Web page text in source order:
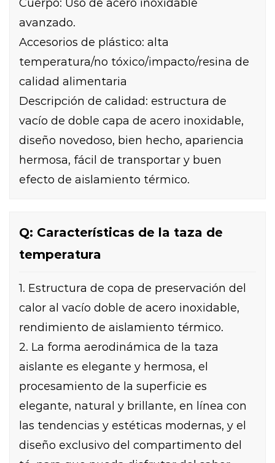
Cuerpo: Uso de acero inoxidable
avanzado.
Accesorios de plástico: alta
temperatura/no tóxico/impacto/resina de
calidad alimentaria
Descripción de calidad: estructura de
vacío de doble capa de acero inoxidable,
diseño novedoso, bien hecho, apariencia
hermosa, fácil de transportar y buen
efecto de aislamiento térmico.
Q: Características de la taza de
temperatura
1. Estructura de copa de preservación del
calor al vacío doble de acero inoxidable,
rendimiento de aislamiento térmico.
2. La forma aerodinámica de la taza
aislante es elegante y hermosa, el
procesamiento de la superficie es
elegante, natural y brillante, en línea con
las tendencias y estéticas modernas, y el
diseño exclusivo del compartimento del